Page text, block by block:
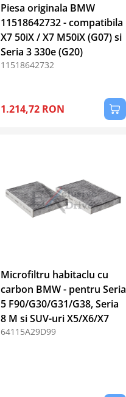
Piesa originala BMW
11518642732 - compatibila
X7 50iX / X7 M50iX (G07) si
Seria 3 330e (G20)
11518642732
1.214,72 RON
Microfiltru habitaclu cu
carbon BMW - pentru Seria
5 F90/G30/G31/G38, Seria
8 M si SUV-uri X5/X6/X7
64115A29D99